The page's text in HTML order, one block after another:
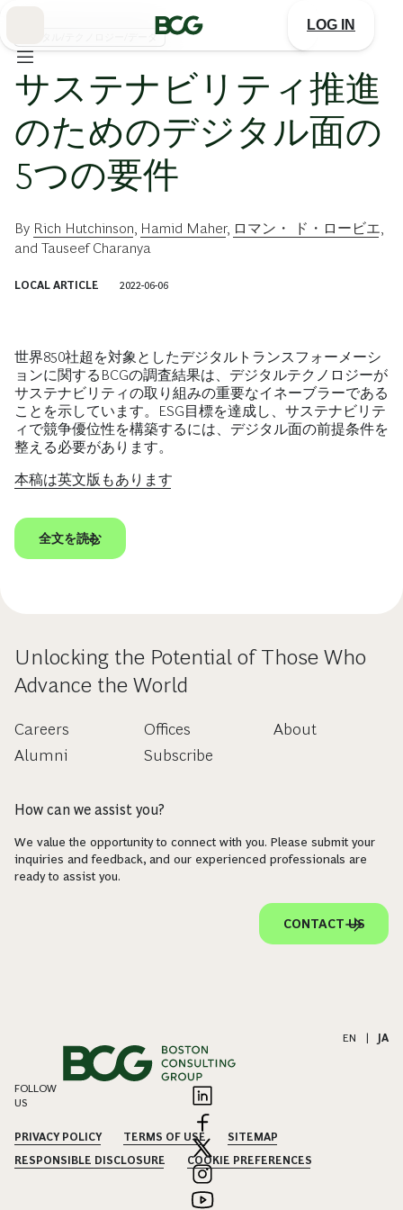
LOG IN
デジタル/テクノロジー/データ
サステナビリティ推進
のためのデジタル面の
5つの要件
By Rich Hutchinson Hamid Maher, ロマン・ ド・ロービエ
and Tauseef Charanya
LOCAL ARTICLE 2022-06-06
世界850社超を対象としたデジタルトランスフォーメーシ
ョンに関するBCGの調査結果は、デジタルテクノロジーが
サステナビリティの取り組みの重要なイネーブラーである
ことを示しています。ESG目標を達成し、サステナビリテ
ィで競争優位性を構築するには、デジタル面の前提条件を
整える必要があります。
本稿は英文版もあります
全文を読む
Unlocking the Potential of Those Who
Advance the World
Careers
Alumni
Offices
Subscribe
About
How can we assist you?
We value the opportunity to connect with you. Please submit your
inquiries and feedback, and our experienced professionals are
ready to assist you.
CONTACT US
EN JA
FOLLOW
US
PRIVACY POLICY TERMS OF USE
SITEMAP
RESPONSIBLE DISCLOSURE
COOKIE PREFERENCES